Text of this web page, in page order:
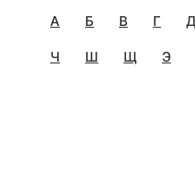
А Б В Г Д
Ч Ш Щ Э